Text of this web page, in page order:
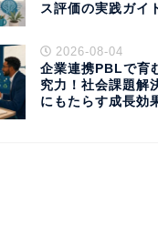
ス評価の実践ガイ
2026-08-04
企業連携PBLで育
究力！社会課題解
にもたらす成長効